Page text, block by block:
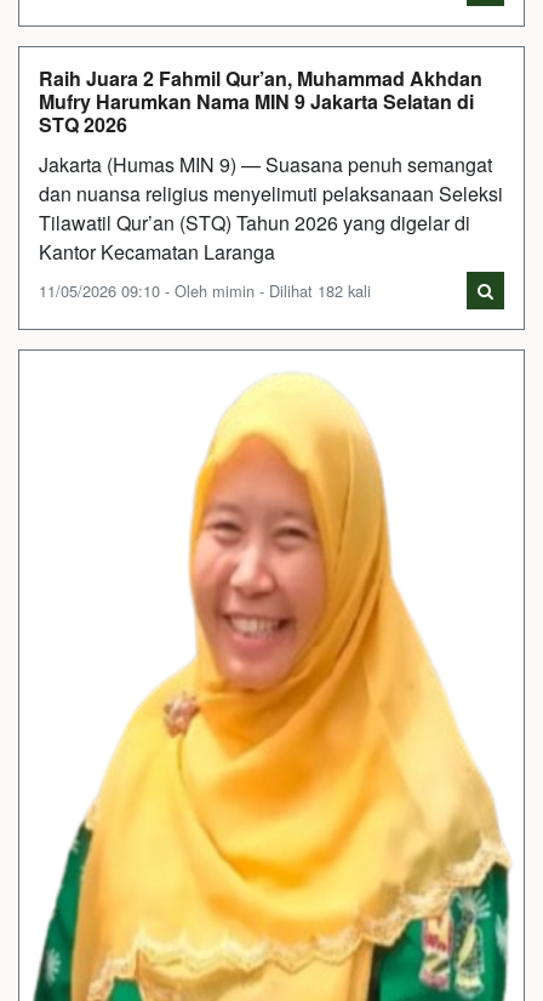
Raih Juara 2 Fahmil Qur’an, Muhammad Akhdan
Mufry Harumkan Nama MIN 9 Jakarta Selatan di
STQ 2026
Jakarta (Humas MIN 9) — Suasana penuh semangat
dan nuansa religius menyelimuti pelaksanaan Seleksi
Tilawatil Qur’an (STQ) Tahun 2026 yang digelar di
Kantor Kecamatan Laranga
11/05/2026 09:10 - Oleh mimin - Dilihat 182 kali